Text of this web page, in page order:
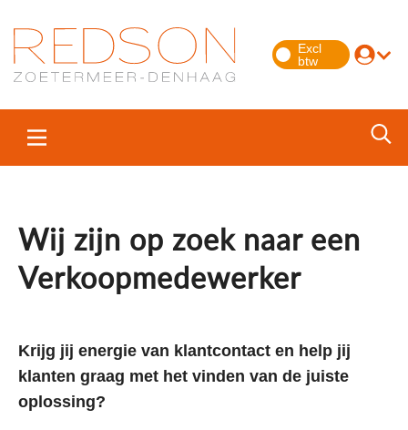
Wij zijn op zoek naar een
Verkoopmedewerker
Krijg jij energie van klantcontact en help jij
klanten graag met het vinden van de juiste
oplossing?